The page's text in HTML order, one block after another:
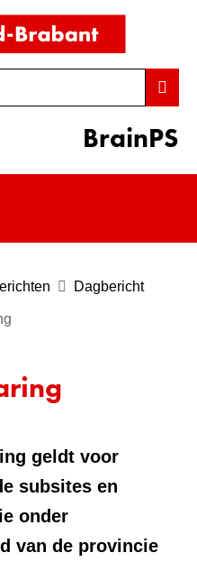
Ga
de
inhoud
BrainPS
Dagbericht
geldt voor
subsites en
onder
van de provincie